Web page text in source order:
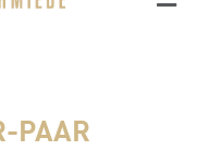
PAAR